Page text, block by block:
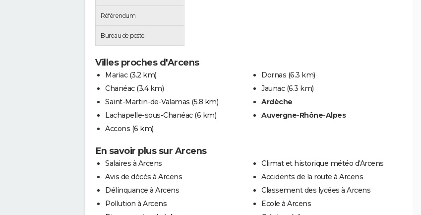
Référendum
Bureau de poste
Villes proches d'Arcens
Mariac (3.2 km)
Chanéac (3.4 km)
Saint-Martin-de-Valamas (5.8 km)
Lachapelle-sous-Chanéac (6 km)
Accons (6 km)
Dornas (6.3 km)
Jaunac (6.3 km)
Ardèche
Auvergne-Rhône-Alpes
En savoir plus sur Arcens
Salaires à Arcens
Avis de décès à Arcens
Délinquance à Arcens
Pollution à Arcens
Climat et historique météo d'Arcens
Accidents de la route à Arcens
Classement des lycées à Arcens
Ecole à Arcens